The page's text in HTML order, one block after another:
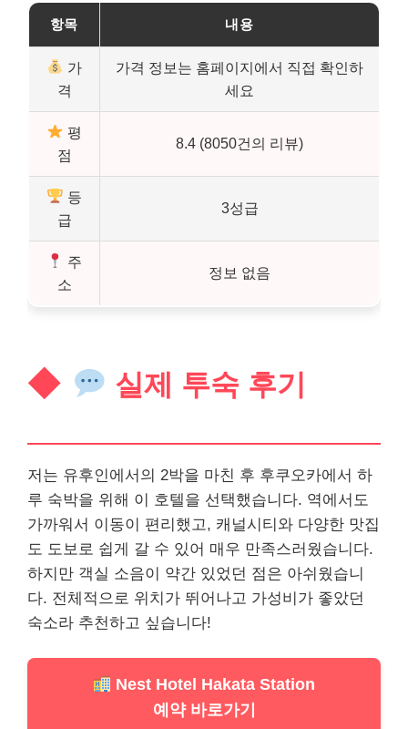
항목 내용
가
격
가격 정보는 홈페이지에서 직접 확인하
세요
평
점
8.4 (8050건의 리뷰)
등
급
3성급
주
소
정보 없음
실제 투숙 후기
저는 유후인에서의 2박을 마친 후 후쿠오카에서 하
루 숙박을 위해 이 호텔을 선택했습니다. 역에서도
가까워서 이동이 편리했고, 캐널시티와 다양한 맛집
도 도보로 쉽게 갈 수 있어 매우 만족스러웠습니다.
하지만 객실 소음이 약간 있었던 점은 아쉬웠습니
다. 전체적으로 위치가 뛰어나고 가성비가 좋았던
숙소라 추천하고 싶습니다!
Nest Hotel Hakata Station
예약 바로가기